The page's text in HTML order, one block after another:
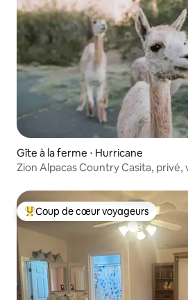
Gîte à la ferme ⋅ Hurricane
Zion Alpacas Country Casita, privé,
Coups de cœur voyageurs les plus
Coup de cœur voyageurs